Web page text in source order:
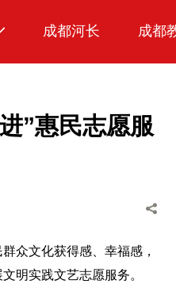
成都河长 成都
”惠民志愿服
众文化获得感、幸福感，
明实践文艺志愿服务。